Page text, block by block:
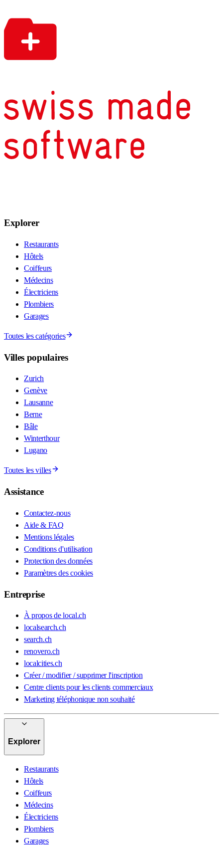
Explorer
Restaurants
Hôtels
Coiffeurs
Médecins
Électriciens
Plombiers
Garages
Toutes les catégories
Villes populaires
Zurich
Genève
Lausanne
Berne
Bâle
Winterthour
Lugano
Toutes les villes
Assistance
Contactez-nous
Aide & FAQ
Mentions légales
Conditions d'utilisation
Protection des données
Paramètres des cookies
Entreprise
À propos de local.ch
localsearch.ch
search.ch
renovero.ch
localcities.ch
Créer / modifier / supprimer l'inscription
Centre clients pour les clients commerciaux
Marketing téléphonique non souhaité
Explorer
Restaurants
Hôtels
Coiffeurs
Médecins
Électriciens
Plombiers
Garages